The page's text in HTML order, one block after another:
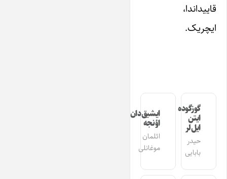
قاییداندا،
ایچریک.
گوزگوده
ایتن
ایل‌لر
حیدر
بابایی
ایشیق‌دان
اؤنجه
ائلمان
موغانلی